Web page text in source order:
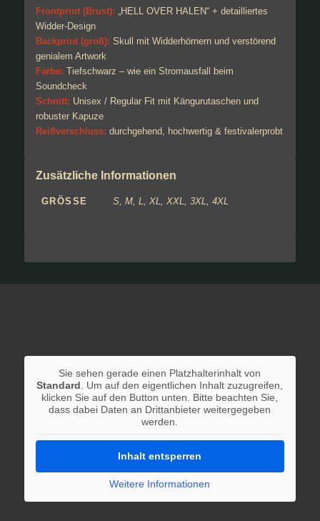
Frontprint (Brust): „HELL OVER HALEN“ + detailliertes
Widder-Design
Backprint (groß): Skull mit Widderhörnern und verstörend
genialem Artwork
Farbe: Tiefschwarz – wie ein Stromausfall beim
Soundcheck
Schnitt: Unisex / Regular Fit mit Kängurutaschen und
robuster Kapuze
Reißverschluss: durchgehend, hochwertig & festivalerprobt
Zusätzliche Informationen
GRÖSSE S, M, L, XL, XXL, 3XL, 4XL
Sie sehen gerade einen Platzhalterinhalt von
Standard . Um auf den eigentlichen Inhalt zuzugreifen,
klicken Sie auf den Button unten. Bitte beachten Sie,
dass dabei Daten an Drittanbieter weitergegeben
werden.
Inhalt entsperren
Weitere Informationen